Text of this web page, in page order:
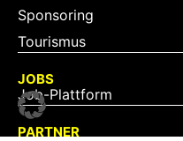
Sponsoring
Tourismus
JOBS
Job-Plattform
PARTNER